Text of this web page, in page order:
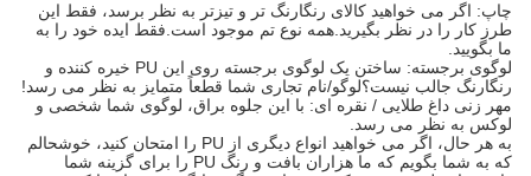
چاپ: اگر می خواهید کالای رنگارنگ تر و تیزتر به نظر برسد، فقط این
طرز کار را در نظر بگیرید.همه نوع تم موجود است.فقط ایده خود را به
ما بگویید.
لوگوی برجسته: ساختن یک لوگوی برجسته روی این PU خیره کننده و
رنگارنگ جالب نیست؟لوگو/نام تجاری شما قطعاً متمایز به نظر می رسد!
مهر زنی داغ طلایی / نقره ای: با این جلوه براق، لوگوی شما شخصی و
لوکس به نظر می رسد.
به هر حال، اگر می خواهید انواع دیگری از PU را امتحان کنید، خوشحالم
که به شما بگویم که ما هزاران بافت و رنگ PU را برای گزینه شما